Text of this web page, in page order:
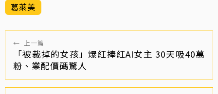
葛萊美
← 上一篇
「被裁掉的女孩」爆紅捧紅AI女主 30天吸40萬
粉、業配價碼驚人